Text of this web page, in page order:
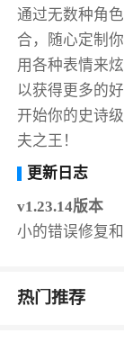
通过无数种角
合，随心定制你
用各种表情来
以获得更多的好
开始你的史诗
夫之王！
更新日志
v1.23.14版本
小的错误修复和
热门推荐